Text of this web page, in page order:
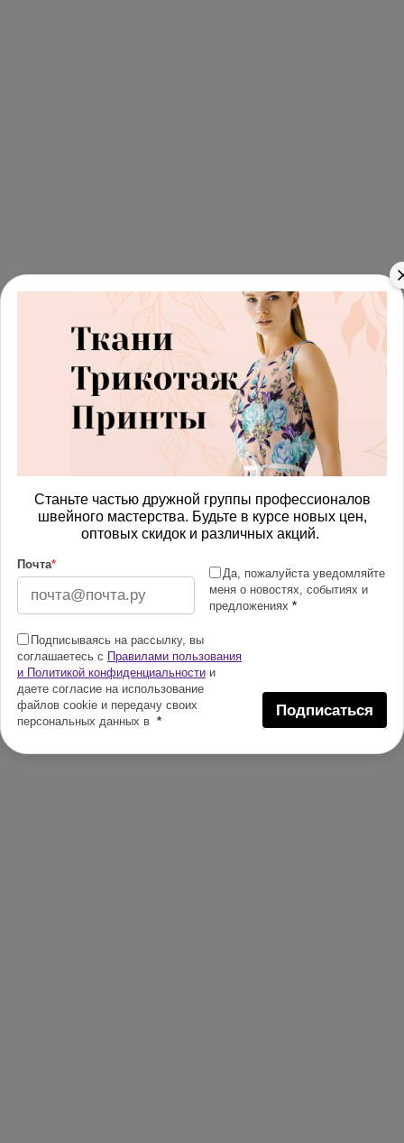
Станьте частью дружной группы профессионалов
швейного мастерства. Будьте в курсе новых цен,
оптовых скидок и различных акций.
Почта*
Да, пожалуйста уведомляйте
меня о новостях, событиях и
предложениях *
Подписываясь на рассылку, вы
соглашаетесь с Правилами пользования
и Политикой конфиденциальности и
даете согласие на использование
файлов cookie и передачу своих
персональных данных в *
Подписаться